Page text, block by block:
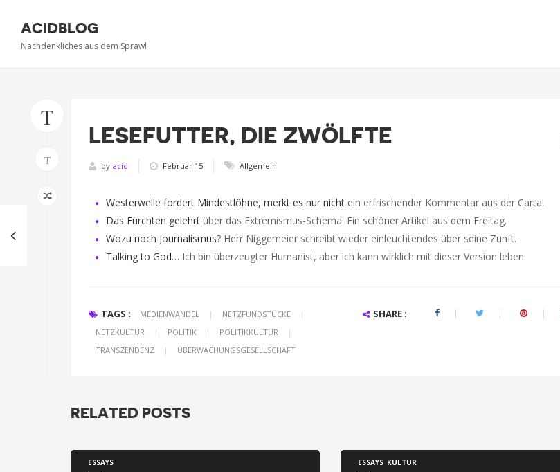
ACIDBLOG
Nachdenkliches aus dem Sprawl
T
T
LESEFUTTER, DIE ZWÖLFTE
by acid Februar 15 Allgemein
Westerwelle fordert Mindestlöhne, merkt es nur nicht ein erfrischender Kommentar aus der Carta.
Das Fürchten gelehrt über das Extremismus-Schema. Ein schöner Artikel aus dem Freitag.
Wozu noch Journalismus? Herr Niggemeier schreibt wieder einleuchtendes über seine Zunft.
Talking to God… Ich bin überzeugter Humanist, aber ich kann wirklich mit dieser Version leben.
TAGS : MEDIENWANDEL | NETZFUNDSTÜCKE
|
NETZKULTUR
| POLITIK | POLITIKKULTUR
|
TRANSZENDENZ
| ÜBERWACHUNGSGESELLSCHAFT
SHARE :
RELATED POSTS
ESSAYS ESSAYS KULTUR